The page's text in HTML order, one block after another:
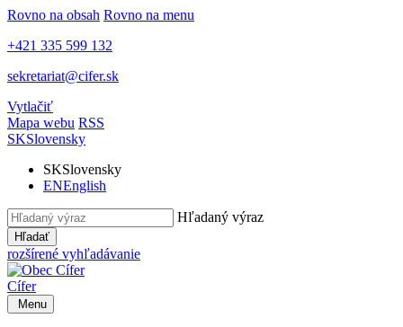
Rovno na obsah Rovno na menu
+421 335 599 132
sekretariat@cifer.sk
Vytlačiť
Mapa webu RSS
SKSlovensky
SKSlovensky
ENEnglish
Hľadaný výraz
Hľadať
rozšírené vyhľadávanie
Cífer
Menu